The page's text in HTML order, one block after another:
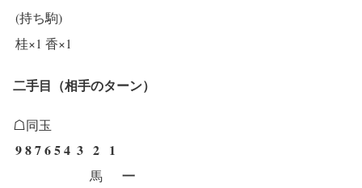
(持ち駒)
桂×1 香×1
二手目（相手のターン）
☖同玉
987654 3 2 1
馬 一